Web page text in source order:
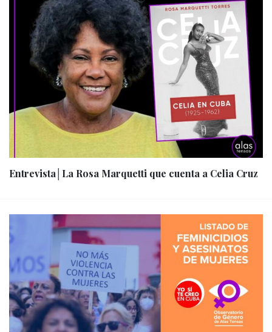
Entrevista│La Rosa Marquetti que cuenta a Celia Cruz